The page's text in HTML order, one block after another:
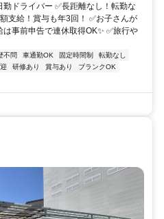
ドライバー ✅長距離なし！転勤な
支給！賞与も年3回！ ✅お子さんが
事前申告で連休取得OK✨ ✅旅行や
不問 車通勤OK 固定時間制
転勤なし
研修あり 賞与あり
ブランクOK